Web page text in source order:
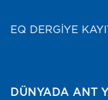
EQ DERGİYE
DÜNYADA ANT